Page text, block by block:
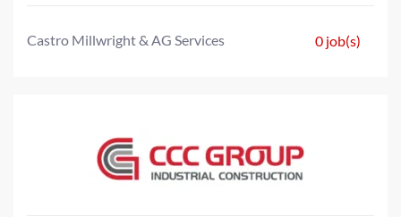
Castro Millwright & AG Services 0 job(s)